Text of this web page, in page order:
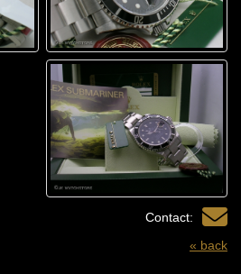
Contact:
« back